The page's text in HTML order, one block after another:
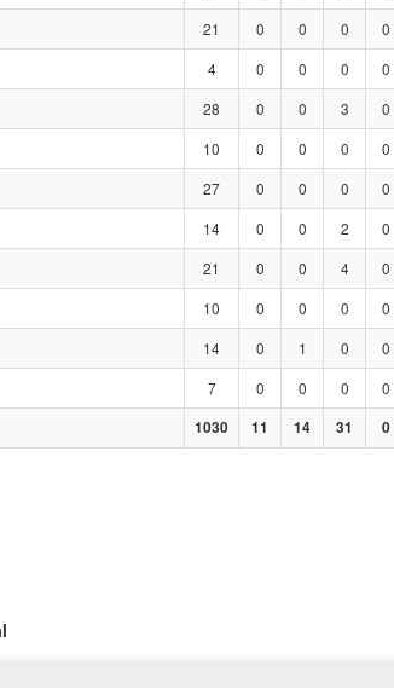
21 0 0 0 0
4 0 0 0 0
28 0 0 3 0
10 0 0 0 0
27 0 0 0 0
14 0 0 2 0
21 0 0 4 0
10 0 0 0 0
14 0 1 0 0
7 0 0 0 0
1030 11 14 31 0